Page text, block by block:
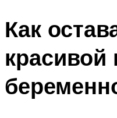
Как
красивой